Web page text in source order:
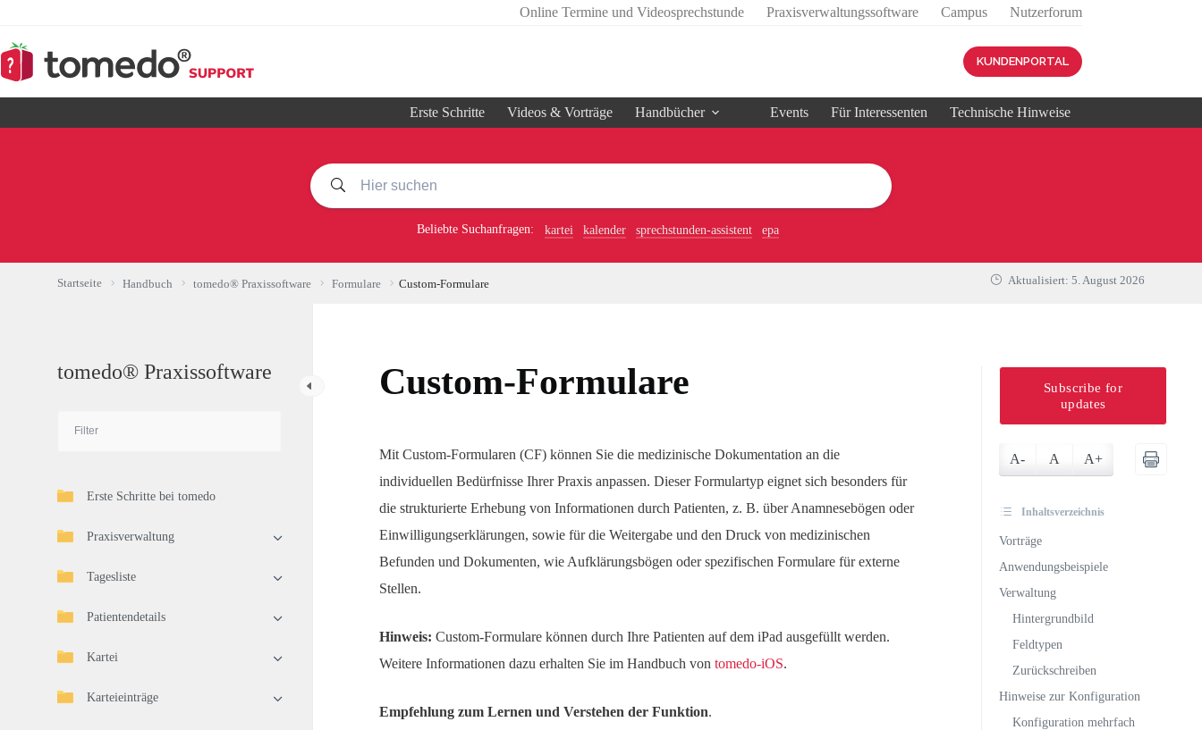
springen
Online Termine und Videosprechstunde Praxisverwaltungssoftware Campus Nutzerforum
KUNDENPORTAL
Erste Schritte Videos & Vorträge Handbücher Events Für Interessenten Technische Hinweise
Beliebte Suchanfragen: kartei kalender sprechstunden-assistent epa
Startseite Handbuch tomedo® Praxissoftware Formulare Custom-Formulare Aktualisiert: 5. August 2026
tomedo® Praxissoftware
Erste Schritte bei tomedo
Praxisverwaltung
Tagesliste
Patientendetails
Kartei
Karteieinträge
Custom-Formulare
Mit Custom-Formularen (CF) können Sie die medizinische Dokumentation an die
individuellen Bedürfnisse Ihrer Praxis anpassen. Dieser Formulartyp eignet sich besonders für
die strukturierte Erhebung von Informationen durch Patienten, z. B. über Anamnesebögen oder
Einwilligungserklärungen, sowie für die Weitergabe und den Druck von medizinischen
Befunden und Dokumenten, wie Aufklärungsbögen oder spezifischen Formulare für externe
Stellen.
Hinweis: Custom-Formulare können durch Ihre Patienten auf dem iPad ausgefüllt werden.
Weitere Informationen dazu erhalten Sie im Handbuch von tomedo-iOS.
Empfehlung zum Lernen und Verstehen der Funktion.
Subscribe for
updates
A- A A+
Inhaltsverzeichnis
Vorträge
Anwendungsbeispiele
Verwaltung
Hintergrundbild
Feldtypen
Zurückschreiben
Hinweise zur Konfiguration
Konfiguration mehrfach